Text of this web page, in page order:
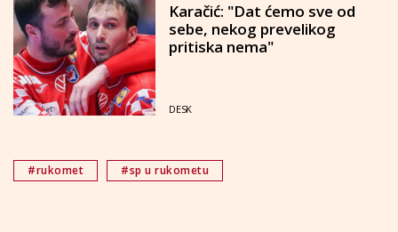
Karačić: "Dat ćemo sve od
sebe, nekog prevelikog
pritiska nema"
DESK
#rukomet #sp u rukometu